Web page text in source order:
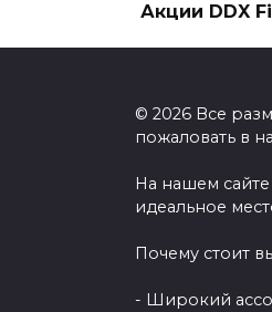
Акции DDX
© 2026 Все
пожаловать в
На нашем
идеальное
Почему стоит
- Широкий